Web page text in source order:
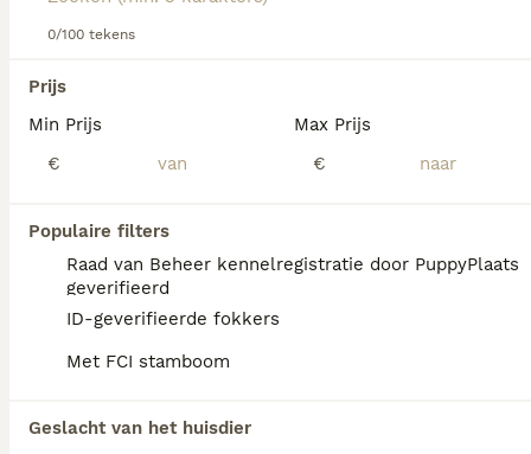
0/100 tekens
Prijs
Min Prijs
€
Max Prijs
€
Populaire filters
Raad van Beheer kennelregistratie door PuppyPlaats
geverifieerd
ID-geverifieerde fokkers
Met FCI stamboom
Geslacht van het huisdier
Lees onzeHovawart adviespagina
We hebben 0 Hovawart Pups te koop in Mill
Als je toekomstige resultaten wil zien voor deze
exacte zoekopdracht, sla dan je zoekopdracht op en
FAQ's
pup?